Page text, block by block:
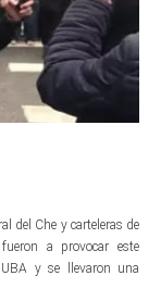
del Che y carteleras de
a provocar este
y se llevaron una